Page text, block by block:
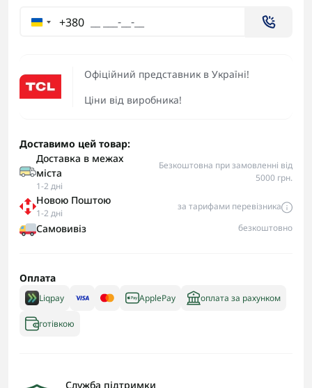
Офіційний представник в Україні!
Ціни від виробника!
+380
Доставимо цей товар:
Доставка в межах
міста
1-2 дні
Безкоштовна при замовленні від
5000 грн.
Новою Поштою
1-2 дні
за тарифами перевізника
Самовивіз безкоштовно
Оплата
Liqpay ApplePay оплата за рахунком
готівкою
Служба підтримки